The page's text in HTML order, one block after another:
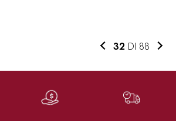
32 DI 88